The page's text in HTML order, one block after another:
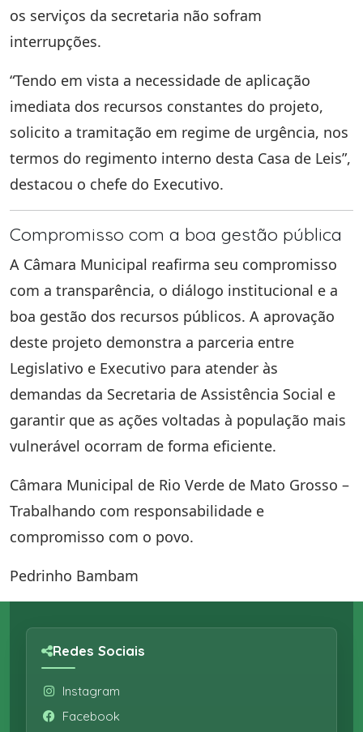
os serviços da secretaria não sofram
interrupções.
“Tendo em vista a necessidade de aplicação
imediata dos recursos constantes do projeto,
solicito a tramitação em regime de urgência, nos
termos do regimento interno desta Casa de Leis”,
destacou o chefe do Executivo.
Compromisso com a boa gestão pública
A Câmara Municipal reafirma seu compromisso
com a transparência, o diálogo institucional e a
boa gestão dos recursos públicos. A aprovação
deste projeto demonstra a parceria entre
Legislativo e Executivo para atender às
demandas da Secretaria de Assistência Social e
garantir que as ações voltadas à população mais
vulnerável ocorram de forma eficiente.
Câmara Municipal de Rio Verde de Mato Grosso –
Trabalhando com responsabilidade e
compromisso com o povo.
Pedrinho Bambam
Redes Sociais
Instagram
Facebook